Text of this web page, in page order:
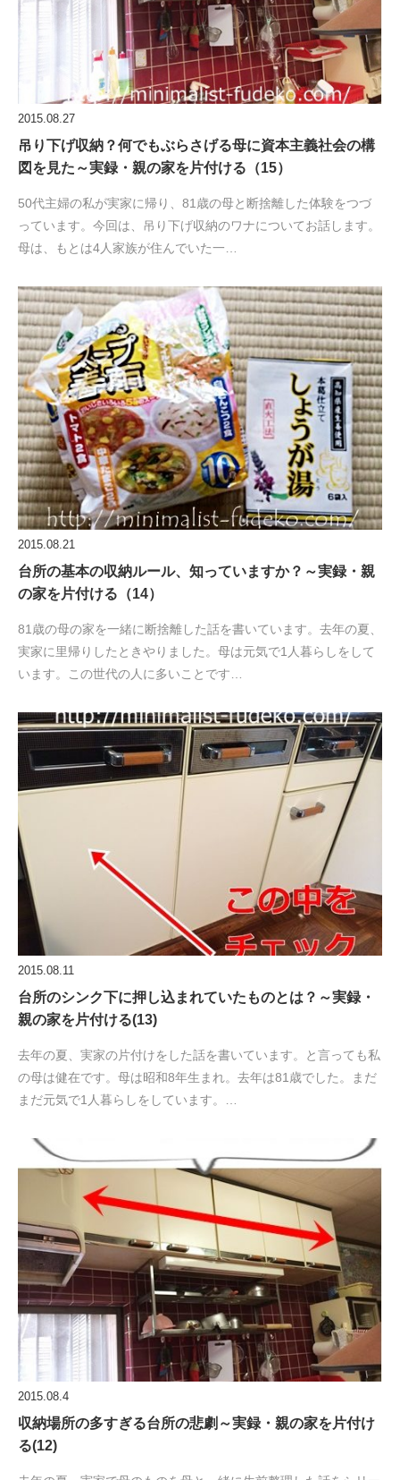
2015.08.27
吊り下げ収納？何でもぶらさげる母に資本主義社会の構
図を見た～実録・親の家を片付ける（15）
50代主婦の私が実家に帰り、81歳の母と断捨離した体験をつづ
っています。今回は、吊り下げ収納のワナについてお話します。
母は、もとは4人家族が住んでいた一…
2015.08.21
台所の基本の収納ルール、知っていますか？～実録・親
の家を片付ける（14）
81歳の母の家を一緒に断捨離した話を書いています。去年の夏、
実家に里帰りしたときやりました。母は元気で1人暮らしをして
います。この世代の人に多いことです…
2015.08.11
台所のシンク下に押し込まれていたものとは？～実録・
親の家を片付ける(13)
去年の夏、実家の片付けをした話を書いています。と言っても私
の母は健在です。母は昭和8年生まれ。去年は81歳でした。まだ
まだ元気で1人暮らしをしています。…
2015.08.4
収納場所の多すぎる台所の悲劇～実録・親の家を片付け
る(12)